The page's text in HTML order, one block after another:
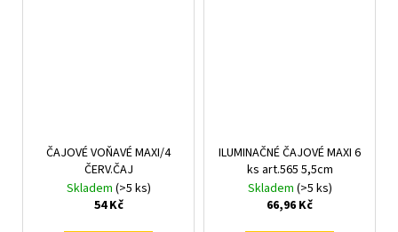
ČAJOVÉ VOŇAVÉ MAXI/4
ČERV.ČAJ
Skladem (>5 ks)
54 Kč
ILUMINAČNÉ ČAJOVÉ MAXI 6
ks art.565 5,5cm
Skladem (>5 ks)
66,96 Kč